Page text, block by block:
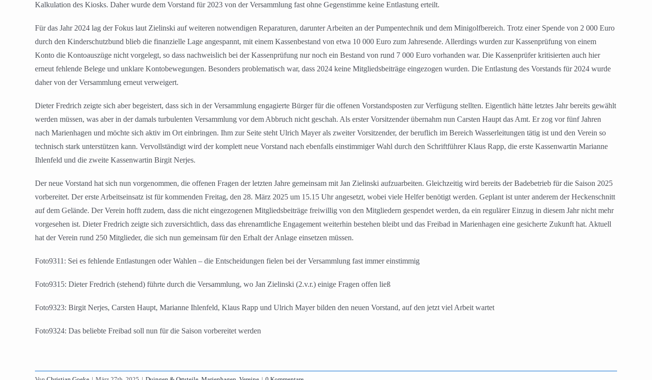
Kalkulation des Kiosks. Daher wurde dem Vorstand für 2023 von der Versammlung fast ohne Gegenstimme keine Entlastung erteilt.
Für das Jahr 2024 lag der Fokus laut Zielinski auf weiteren notwendigen Reparaturen, darunter Arbeiten an der Pumpentechnik und dem Minigolfbereich. Trotz einer Spende von 2 000 Euro
durch den Kinderschutzbund blieb die finanzielle Lage angespannt, mit einem Kassenbestand von etwa 10 000 Euro zum Jahresende. Allerdings wurden zur Kassenprüfung von einem
Konto die Kontoauszüge nicht vorgelegt, so dass nachweislich bei der Kassenprüfung nur noch ein Bestand von rund 7 000 Euro vorhanden war. Die Kassenprüfer kritisierten auch hier
erneut fehlende Belege und unklare Kontobewegungen. Besonders problematisch war, dass 2024 keine Mitgliedsbeiträge eingezogen wurden. Die Entlastung des Vorstands für 2024 wurde
daher von der Versammlung erneut verweigert.
Dieter Fredrich zeigte sich aber begeistert, dass sich in der Versammlung engagierte Bürger für die offenen Vorstandsposten zur Verfügung stellten. Eigentlich hätte letztes Jahr bereits gewählt
werden müssen, was aber in der damals turbulenten Versammlung vor dem Abbruch nicht geschah. Als erster Vorsitzender übernahm nun Carsten Haupt das Amt. Er zog vor fünf Jahren
nach Marienhagen und möchte sich aktiv im Ort einbringen. Ihm zur Seite steht Ulrich Mayer als zweiter Vorsitzender, der beruflich im Bereich Wasserleitungen tätig ist und den Verein so
technisch stark unterstützen kann. Vervollständigt wird der komplett neue Vorstand nach ebenfalls einstimmiger Wahl durch den Schriftführer Klaus Rapp, die erste Kassenwartin Marianne
Ihlenfeld und die zweite Kassenwartin Birgit Nerjes.
Der neue Vorstand hat sich nun vorgenommen, die offenen Fragen der letzten Jahre gemeinsam mit Jan Zielinski aufzuarbeiten. Gleichzeitig wird bereits der Badebetrieb für die Saison 2025
vorbereitet. Der erste Arbeitseinsatz ist für kommenden Freitag, den 28. März 2025 um 15.15 Uhr angesetzt, wobei viele Helfer benötigt werden. Geplant ist unter anderem der Heckenschnitt
auf dem Gelände. Der Verein hofft zudem, dass die nicht eingezogenen Mitgliedsbeiträge freiwillig von den Mitgliedern gespendet werden, da ein regulärer Einzug in diesem Jahr nicht mehr
vorgesehen ist. Dieter Fredrich zeigte sich zuversichtlich, dass das ehrenamtliche Engagement weiterhin bestehen bleibt und das Freibad in Marienhagen eine gesicherte Zukunft hat. Aktuell
hat der Verein rund 250 Mitglieder, die sich nun gemeinsam für den Erhalt der Anlage einsetzen müssen.
Foto9311: Sei es fehlende Entlastungen oder Wahlen – die Entscheidungen fielen bei der Versammlung fast immer einstimmig
Foto9315: Dieter Fredrich (stehend) führte durch die Versammlung, wo Jan Zielinski (2.v.r.) einige Fragen offen ließ
Foto9323: Birgit Nerjes, Carsten Haupt, Marianne Ihlenfeld, Klaus Rapp und Ulrich Mayer bilden den neuen Vorstand, auf den jetzt viel Arbeit wartet
Foto9324: Das beliebte Freibad soll nun für die Saison vorbereitet werden